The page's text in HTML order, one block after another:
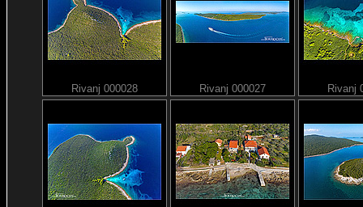
Rivanj 000028 Rivanj 000027 Rivanj